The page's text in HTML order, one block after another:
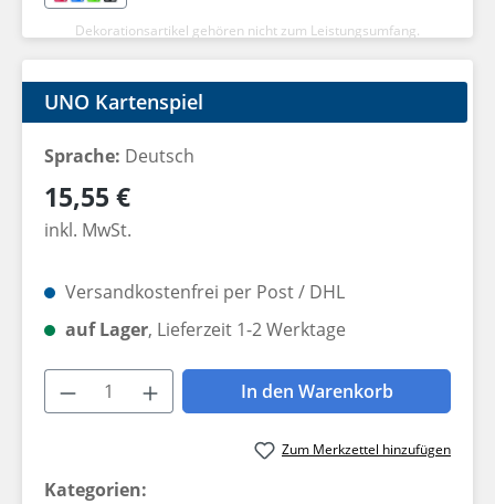
Dekorationsartikel gehören nicht zum Leistungsumfang.
UNO Kartenspiel
Sprache: Deutsch
Regulärer Preis:
15,55 €
inkl. MwSt.
Versandkostenfrei per Post / DHL
auf Lager, Lieferzeit 1-2 Werktage
Produkt Anzahl: Gib den
In den Warenkorb
Zum Merkzettel hinzufügen
Kategorien: